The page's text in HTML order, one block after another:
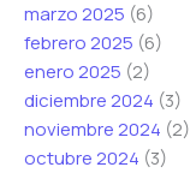
marzo 2025 (6)
febrero 2025 (6)
enero 2025 (2)
diciembre 2024 (3)
noviembre 2024 (2)
octubre 2024 (3)